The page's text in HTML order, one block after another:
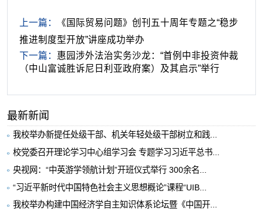
上一篇：
《国际贸易问题》创刊五十周年专题之“稳步
推进制度型开放”讲座成功举办
下一篇： 惠园涉外法治实务沙龙：“首例中非投资仲裁
（中山富诚胜诉尼日利亚政府案）及其启示”举行
最新新闻
我校举办新提任处级干部、机关年轻处级干部树立和践...
校党委召开理论学习中心组学习会 专题学习习近平总书...
央视网：“中英游学领航计划”开班仪式举行 300余名...
“习近平新时代中国特色社会主义思想概论”课程“UIB...
我校举办构建中国经济学自主知识体系论坛暨《中国开...